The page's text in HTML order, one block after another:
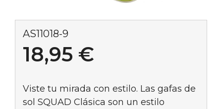
AS11018-9
18,95 €
Viste tu mirada con estilo. Las gafas de
sol SQUAD Clásica son un estilo